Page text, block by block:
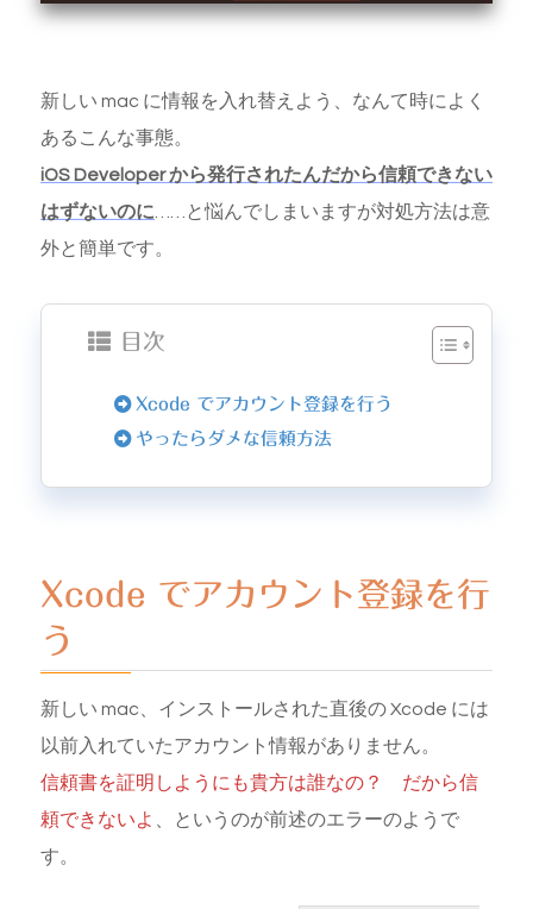
新しい mac に情報を入れ替えよう、なんて時によく
あるこんな事態。
iOS Developer から発行されたんだから信頼できない
はずないのに ……と悩んでしまいますが対処方法は意
外と簡単です。
目次
Xcode でアカウント登録を行う
やったらダメな信頼方法
Xcode でアカウント登録を行
う
新しい mac、インストールされた直後の Xcode には
以前入れていたアカウント情報がありません。
信頼書を証明しようにも貴方は誰なの？ だから信
頼できないよ
、というのが前述のエラーのようで
す。